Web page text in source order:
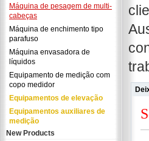
Máquina de pesagem de multi-
cabeças
Máquina de enchimento tipo
parafuso
Máquina envasadora de
líquidos
Equipamento de medição com
copo medidor
Equipamentos de elevação
Equipamentos auxiliares de
medição
New Products